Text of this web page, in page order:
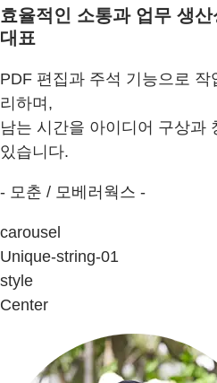
효율적인 소통과 업무 생
대표
PDF 편집과 주석 기능으로
리하며,
남는 시간을 아이디어 구상과
있습니다.
- 모춘 / 모베러웍스 -
carousel
Unique-string-01
style
Center